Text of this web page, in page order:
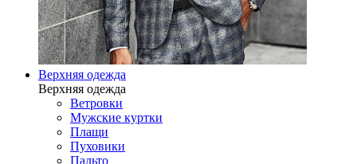
Верхняя одежда
Верхняя одежда
Ветровки
Мужские куртки
Плащи
Пуховики
Пальто